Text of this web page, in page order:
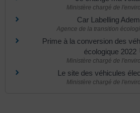
Ministère chargé de
Car Labelling
Agence de la transition
Prime à la conversion des
écologique 2022
Ministère chargé de
Le site des véhicules
Ministère chargé de